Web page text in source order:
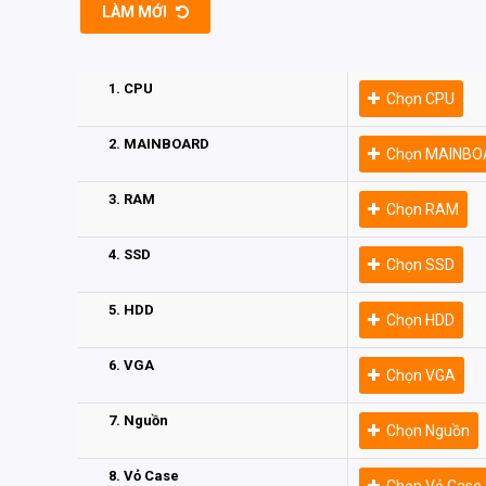
LÀM MỚI
1. CPU
Chọn CPU
2. MAINBOARD
Chọn
3. RAM
Chọn RAM
4. SSD
Chọn SSD
5. HDD
Chọn HDD
6. VGA
Chọn VGA
7. Nguồn
Chọn Nguồn
8. Vỏ Case